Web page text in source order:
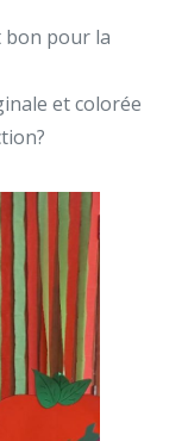
bon pour la
et colorée